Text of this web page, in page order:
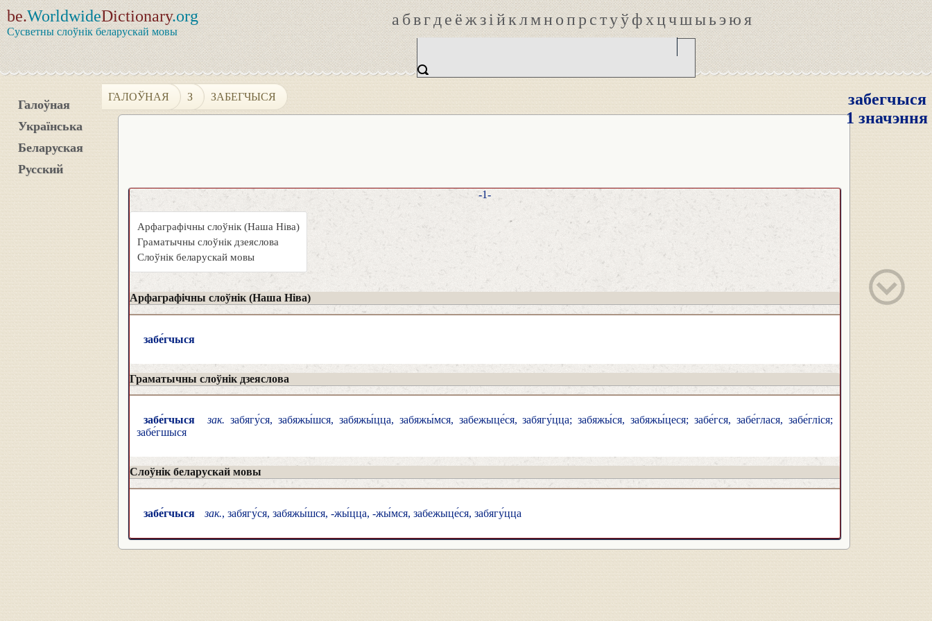
be.WorldwideDictionary.org
Сусветны слоўнік беларускай мовы
абвгдеёжзійклмнопрстуўфхцчшыьэюя
Галоўная
Українська
Беларуская
Русский
ГАЛОЎНАЯ З ЗАБЕГЧЫСЯ
забегчыся
1 значэння
-1-
Арфаграфічны слоўнік (Наша Ніва)
Граматычны слоўнік дзеяслова
Слоўнік беларускай мовы
Арфаграфічны слоўнік (Наша Ніва)
забе́гчыся
Граматычны слоўнік дзеяслова
забе́гчыся зак. забягу́ся, забяжы́шся, забяжы́цца, забяжы́мся, забежыце́ся, забягу́цца; забяжы́ся, забяжы́цеся; забе́гся, забе́глася, забе́гліся;
забе́гшыся
Слоўнік беларускай мовы
забе́гчыся зак., забягу́ся, забяжы́шся, -жы́цца, -жы́мся, забежыце́ся, забягу́цца